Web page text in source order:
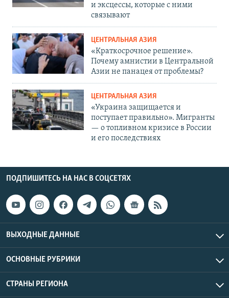
и эксцессы, которые с ними
связывают
ЦЕНТРАЛЬНАЯ АЗИЯ
«Краткосрочное решение».
Почему амнистии в Центральной
Азии не панацея от проблемы?
ЦЕНТРАЛЬНАЯ АЗИЯ
«Украина защищается и
поступает правильно». Мигранты
— о топливном кризисе в России
и его последствиях
ПОДПИШИТЕСЬ НА НАС В СОЦСЕТЯХ
ВЫХОДНЫЕ ДАННЫЕ
ОСНОВНЫЕ РУБРИКИ
СТРАНЫ РЕГИОНА